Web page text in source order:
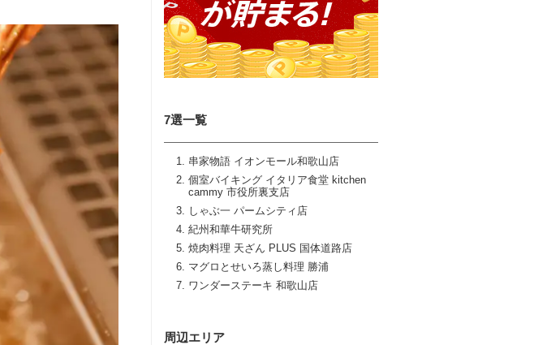
7選一覧
串家物語 イオンモール和歌山店
個室バイキング イタリア食堂 kitchen
cammy 市役所裏支店
しゃぶ一 パームシティ店
紀州和華牛研究所
焼肉料理 天ざん PLUS 国体道路店
マグロとせいろ蒸し料理 勝浦
ワンダーステーキ 和歌山店
周辺エリア